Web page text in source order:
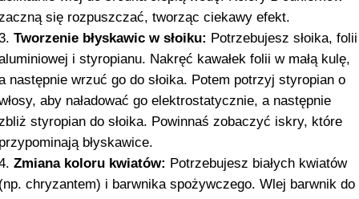
się rozpuszczać, tworząc ciekawy efekt.
Tworzenie błyskawic w słoiku: Potrzebujesz słoika, folii
i styropianu. Nakręć kawałek folii w małą kulę,
następnie wrzuć go do słoika. Potem potrzyj styropian o
aby naładować go elektrostatycznie, a następnie
styropian do słoika. Powinnaś zobaczyć iskry, które
błyskawice.
Zmiana koloru kwiatów: Potrzebujesz białych kwiatów
chryzantem) i barwnika spożywczego. Wlej barwnik do